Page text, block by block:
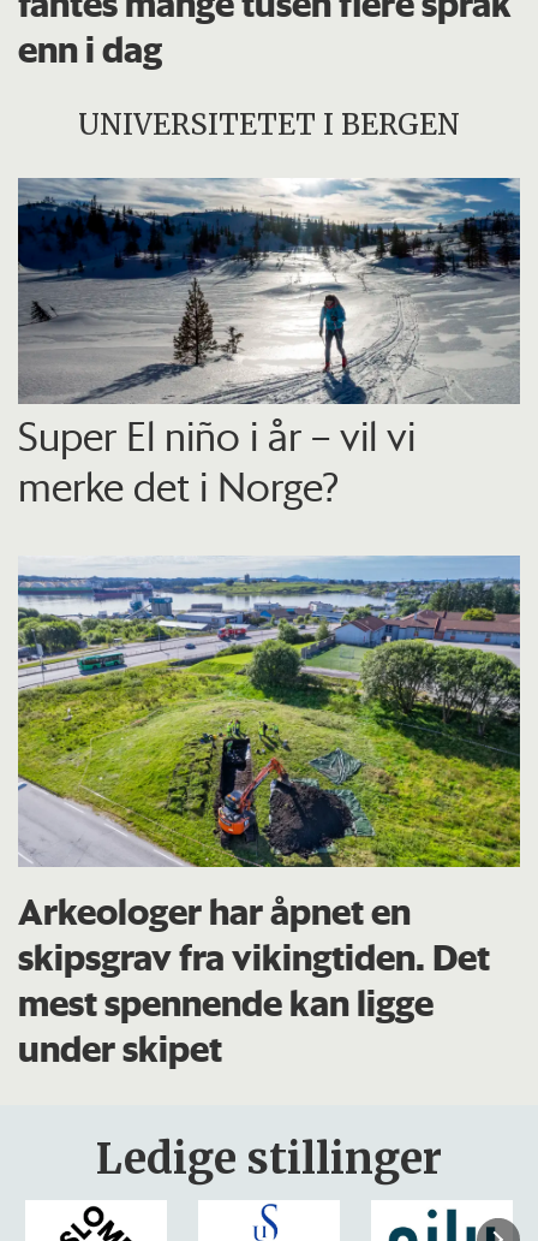
enn i dag
UNIVERSITETET I BERGEN
Super El niño i år – vil vi
merke det i Norge?
Arkeologer har åpnet en
skipsgrav fra vikingtiden. Det
mest spennende kan ligge
under skipet
Ledige stillinger